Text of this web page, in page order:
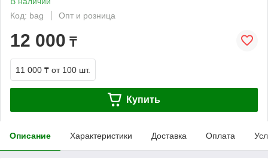
Код: bag
Опт и розница
12 000 ₸
11 000 ₸ от 100 шт.
Купить
Описание Характеристики Доставка Оплата